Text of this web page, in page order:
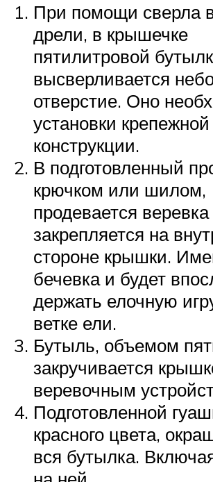
При помощи сверла
дрели, в крышечке
пятилитровой
высверливается
отверстие. Оно
установки крепежной
конструкции.
В подготовленный
крючком или шилом,
продевается веревка
закрепляется на
стороне крышки.
бечевка и будет
держать елочную
ветке ели.
Бутыль, объемом
закручивается
веревочным
Подготовленной
красного цвета,
вся бутылка.